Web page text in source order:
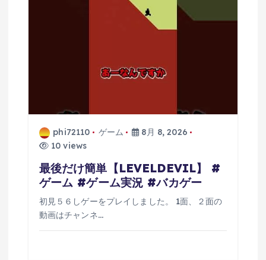
phi72110 ゲーム
8月 8, 2026
10 views
最後だけ簡単【LEVELDEVIL】 #
ゲーム #ゲーム実況 #バカゲー
初見５６しゲーをプレイしました。 1面、２面の
動画はチャンネ…